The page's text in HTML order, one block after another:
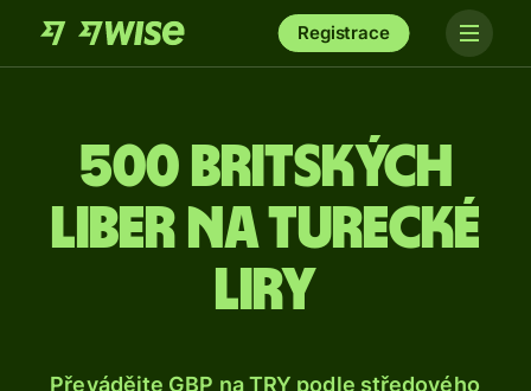
Registrace
500 britských
liber na turecké
liry
Převádějte GBP na TRY podle středového